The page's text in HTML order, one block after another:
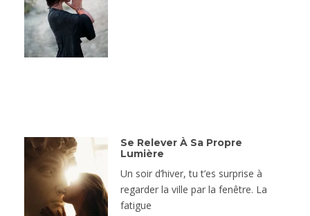
Se Relever À Sa Propre
Lumière
Un soir d’hiver, tu t’es surprise à
regarder la ville par la fenêtre. La
fatigue